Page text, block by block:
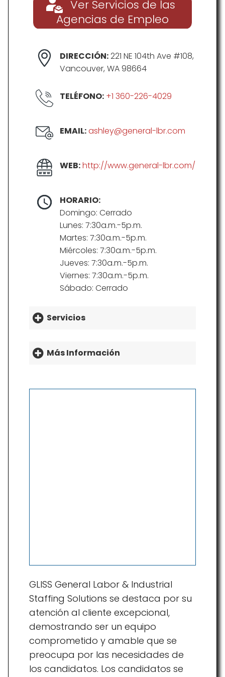
Ver Servicios de las
Agencias de Empleo
DIRECCIÓN:221 NE 104th Ave #108,
Vancouver, WA 98664
TELÉFONO: +1 360-226-4029
EMAIL:ashley@general-lbr.com
WEB:http://www.general-lbr.com/
HORARIO:
Domingo: Cerrado
Lunes: 7:30a.m.-5p.m.
Martes: 7:30a.m.-5p.m.
Miércoles: 7:30a.m.-5p.m.
Jueves: 7:30a.m.-5p.m.
Viernes: 7:30a.m.-5p.m.
Sábado: Cerrado
Servicios
Más Información
GLISS General Labor & Industrial
Staffing Solutions se destaca por su
atención al cliente excepcional,
demostrando ser un equipo
comprometido y amable que se
preocupa por las necesidades de
los candidatos. Los candidatos se